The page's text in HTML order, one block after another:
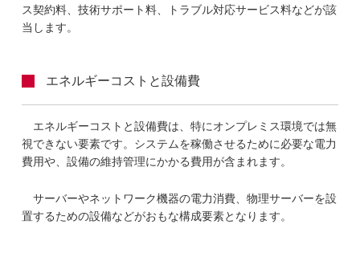
ス契約料、技術サポート料、トラブル対応サービス料などが該
当します。
エネルギーコストと設備費
エネルギーコストと設備費は、特にオンプレミス環境では無
視できない要素です。システムを稼働させるために必要な電力
費用や、設備の維持管理にかかる費用が含まれます。
サーバーやネットワーク機器の電力消費、物理サーバーを設
置するための設備などがおもな構成要素となります。